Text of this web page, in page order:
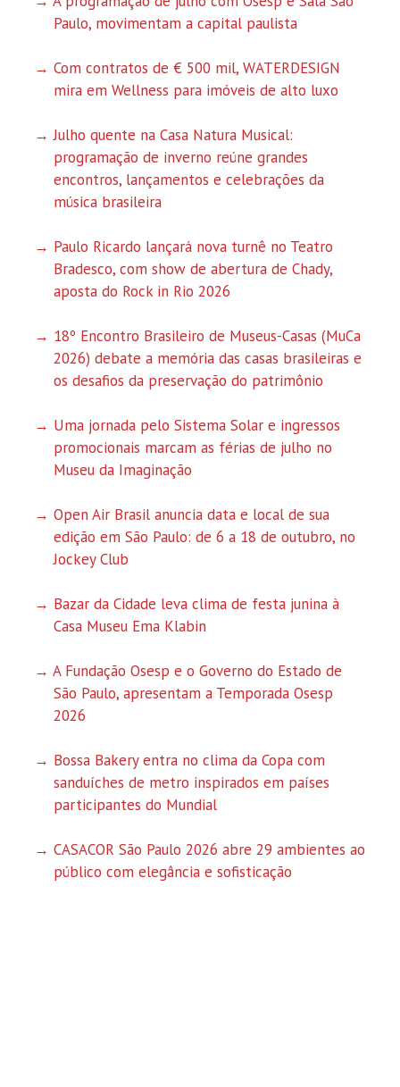
Paulo, movimentam a capital paulista
Com contratos de € 500 mil, WATERDESIGN
mira em Wellness para imóveis de alto luxo
Julho quente na Casa Natura Musical:
programação de inverno reúne grandes
encontros, lançamentos e celebrações da
música brasileira
Paulo Ricardo lançará nova turnê no Teatro
Bradesco, com show de abertura de Chady,
aposta do Rock in Rio 2026
18º Encontro Brasileiro de Museus-Casas (MuCa
2026) debate a memória das casas brasileiras e
os desafios da preservação do patrimônio
Uma jornada pelo Sistema Solar e ingressos
promocionais marcam as férias de julho no
Museu da Imaginação
Open Air Brasil anuncia data e local de sua
edição em São Paulo: de 6 a 18 de outubro, no
Jockey Club
Bazar da Cidade leva clima de festa junina à
Casa Museu Ema Klabin
A Fundação Osesp e o Governo do Estado de
São Paulo, apresentam a Temporada Osesp
2026
Bossa Bakery entra no clima da Copa com
sanduíches de metro inspirados em países
participantes do Mundial
CASACOR São Paulo 2026 abre 29 ambientes ao
público com elegância e sofisticação